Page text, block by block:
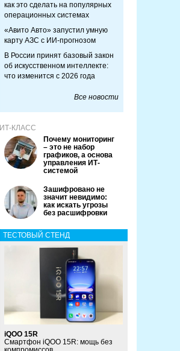
как это сделать на популярных
операционных системах
«Авито Авто» запустил умную
карту АЗС с ИИ-прогнозом
В России принят базовый закон
об искусственном интеллекте:
что изменится с 2026 года
Все новости
ИТ-КЛАСС
Почему мониторинг
– это не набор
графиков, а основа
управления ИТ-
системой
Зашифровано не
значит невидимо:
как искать угрозы
без расшифровки
ТЕСТОВЫЙ СТЕНД
iQOO 15R
Смартфон iQOO 15R: мощь без